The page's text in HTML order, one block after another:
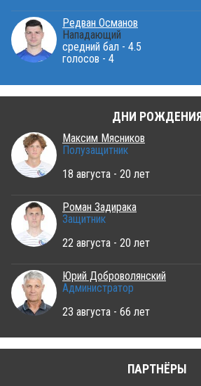
Редван Османов
Нападающий
средний бал - 4.5
голосов - 4
ДНИ РОЖДЕНИЯ
Максим Мясников
Полузащитник
18 августа - 20 лет
Роман Задирака
Защитник
22 августа - 20 лет
Юрий Доброволянский
Администратор
23 августа - 66 лет
ПАРТНЁРЫ